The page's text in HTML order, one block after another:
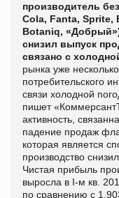
производитель
Cola, Fanta, Sprite,
Botaniq,
снизил выпуск
связано с
рынка уже
потребительского
связи холодной
пишет «
активность,
падение продаж
которая является
производство
Чистая прибыль
выросла в I-м кв.
по сравнению с